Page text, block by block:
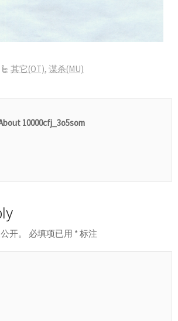
其它(OT), 谋杀(MU)
10000cfj_3o5som
开。 必填项已用 *标注